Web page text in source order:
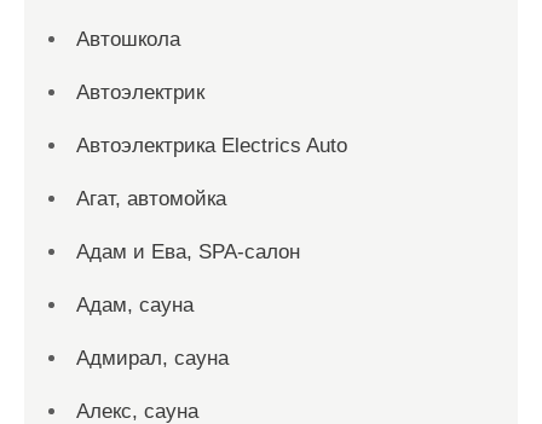
Автошкола
Автоэлектрик
Автоэлектрика Electrics Auto
Агат, автомойка
Адам и Ева, SPA-салон
Адам, сауна
Адмирал, сауна
Алекс, сауна